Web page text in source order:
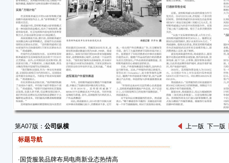
第A07版： 公司纵横 上一版 下一版
标题导航
· 国货服装品牌布局电商新业态热情高